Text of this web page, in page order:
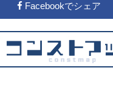
Facebookでシェア